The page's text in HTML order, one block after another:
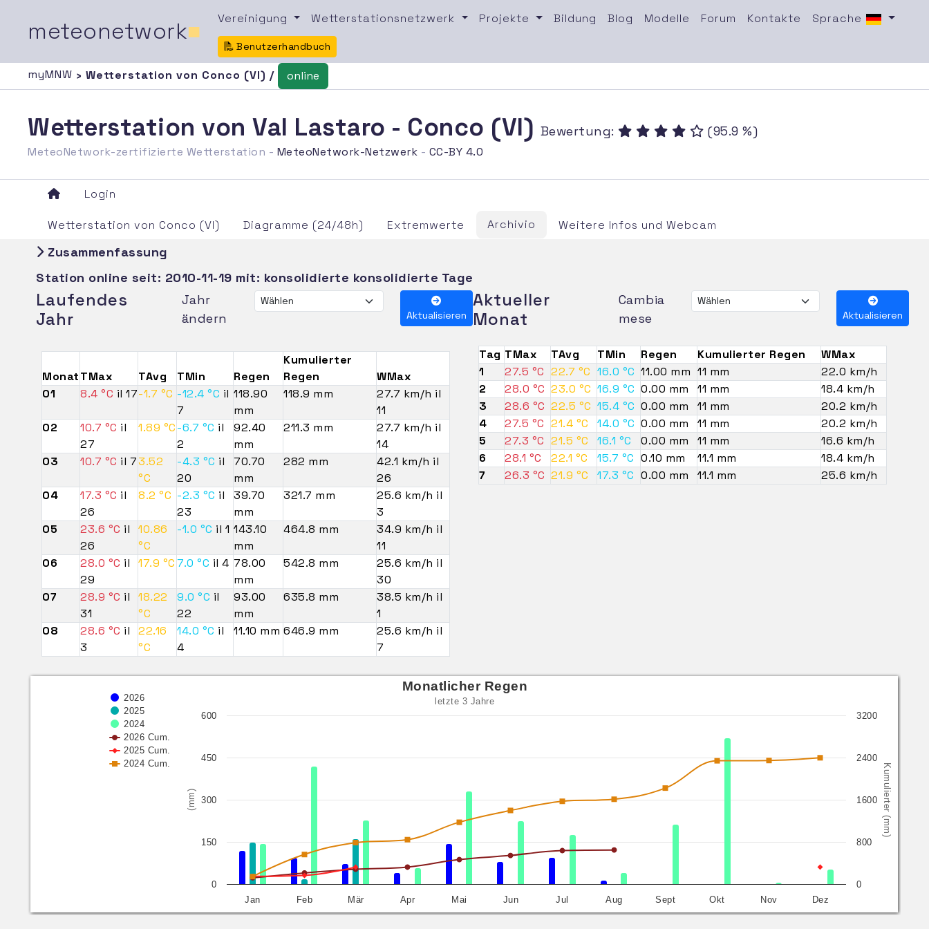
meteonetwork■ Vereinigung Wetterstationsnetzwerk Projekte Bildung Blog Modelle Forum Kontakte Sprache
Benutzerhandbuch
myMNW › Wetterstation von Conco (VI) / online
Wetterstation von Val Lastaro - Conco (VI) Bewertung: (95.9 %)
MeteoNetwork-zertifizierte Wetterstation - MeteoNetwork-Netzwerk - CC-BY 4.0
Login
Wetterstation von Conco (VI) Diagramme (24/48h) Extremwerte Archivio Weitere Infos und Webcam
Zusammenfassung
Station online seit: 2010-11-19 mit: konsolidierte konsolidierte Tage
Laufendes
Jahr
Jahr
ändern
Aktualisieren
Aktueller
Monat
Cambia
mese
Aktualisieren
MonatTMax TAvg TMin Regen
Kumulierter
Regen
WMax
01
8.4 °C il 17-1.7 °C -12.4 °C il
7
118.90
mm
118.9 mm
27.7 km/h il
11
02
10.7 °C il
27
1.89 °C-6.7 °C il
2
92.40
mm
211.3 mm
27.7 km/h il
14
03
10.7 °C il 73.52
°C
-4.3 °C il
20
70.70
mm
282 mm
42.1 km/h il
26
04
17.3 °C il
26
8.2 °C -2.3 °C il
23
39.70
mm
321.7 mm
25.6 km/h il
3
05
23.6 °C il
26
10.86
°C
-1.0 °C il 1 143.10
mm
464.8 mm
34.9 km/h il
11
06
28.0 °C il
29
17.9 °C 7.0 °C il 4 78.00
mm
542.8 mm
25.6 km/h il
30
07
28.9 °C il
31
18.22
°C
9.0 °C il
22
93.00
mm
635.8 mm
38.5 km/h il
1
08
28.6 °C il
3
22.16
°C
14.0 °C il
4
11.10 mm 646.9 mm
25.6 km/h il
7
Tag TMax TAvg TMin Regen Kumulierter Regen
WMax
1
27.5 °C 22.7 °C 16.0 °C 11.00 mm 11 mm
22.0 km/h
2
28.0 °C 23.0 °C 16.9 °C 0.00 mm 11 mm
18.4 km/h
3
28.6 °C 22.5 °C 15.4 °C 0.00 mm 11 mm
20.2 km/h
4
27.5 °C 21.4 °C 14.0 °C 0.00 mm 11 mm
20.2 km/h
5
27.3 °C 21.5 °C 16.1 °C 0.00 mm 11 mm
16.6 km/h
6
28.1 °C 22.1 °C 15.7 °C 0.10 mm 11.1 mm
18.4 km/h
7
26.3 °C 21.9 °C 17.3 °C 0.00 mm 11.1 mm 25.6 km/h
(mm) Kumulierter (mm)
Monatlicher Regen
letzte 3 Jahre
2026
2025
2024
2026 Cum.
2025 Cum.
2024 Cum.
Jan Feb Mär Apr Mai Jun Jul Aug Sept Okt Nov Dez
0
150
300
450
600
0
800
1600
2400
3200